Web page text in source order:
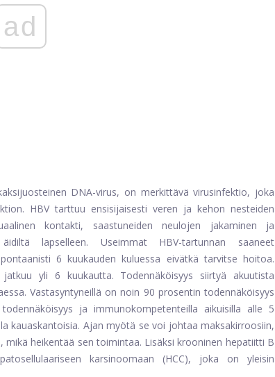
ad
DNA-virus, on merkittävä virusinfektio, joka
HBV tarttuu ensisijaisesti veren ja kehon nesteiden
kontakti, saastuneiden neulojen jakaminen ja
lapselleen. Useimmat HBV-tartunnan saaneet
6 kuukauden kuluessa eivätkä tarvitse hoitoa.
yli 6 kuukautta. Todennäköisyys siirtyä akuutista
Vastasyntyneillä on noin 90 prosentin todennäköisyys
ja immunokompetenteilla aikuisilla alle 5
kauaskantoisia. Ajan myötä se voi johtaa maksakirroosiin,
heikentää sen toimintaa. Lisäksi krooninen hepatiitti B
karsinoomaan (HCC), joka on yleisin